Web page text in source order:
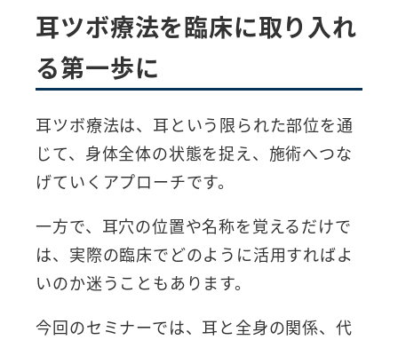
耳ツボ療法を臨床に取り入れ
る第一歩に
耳ツボ療法は、耳という限られた部位を通
じて、身体全体の状態を捉え、施術へつな
げていくアプローチです。
一方で、耳穴の位置や名称を覚えるだけで
は、実際の臨床でどのように活用すればよ
いのか迷うこともあります。
今回のセミナーでは、耳と全身の関係、代